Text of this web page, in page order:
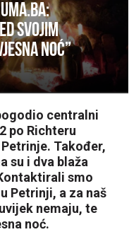
svojim
noć”
centralni
po Richteru
Također,
su i dva blaža
smo
Petrinji, a za naš
nemaju, te
noć.